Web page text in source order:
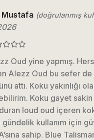
Mustafa (doğrulanmış
Oud yine yapmış.
Alezz Oud bu sefer de
attı. Koku yakınlığı
Koku gayet sakin
loud oud içeren
gündelik kullanım için
sahip. Blue